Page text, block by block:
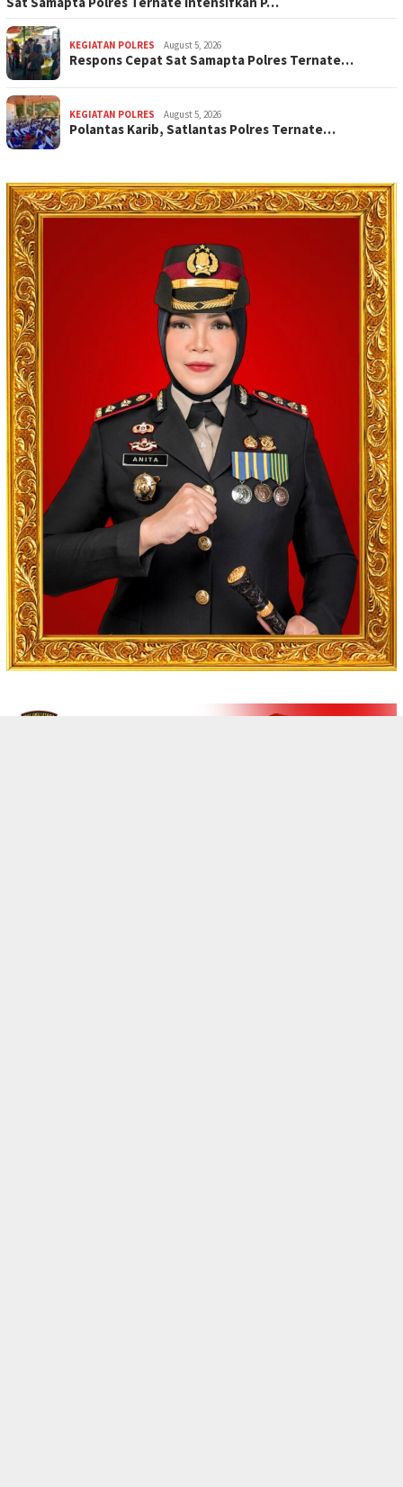
KEGIATAN POLRES August 5, 2026
Respons Cepat Sat Samapta Polres Ternate…
KEGIATAN POLRES August 5, 2026
Polantas Karib, Satlantas Polres Ternate…